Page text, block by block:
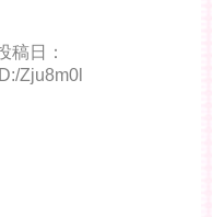
稿日：
Zju8m0l